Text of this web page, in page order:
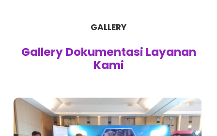
GALLERY
Gallery Dokumentasi Layanan
Kami